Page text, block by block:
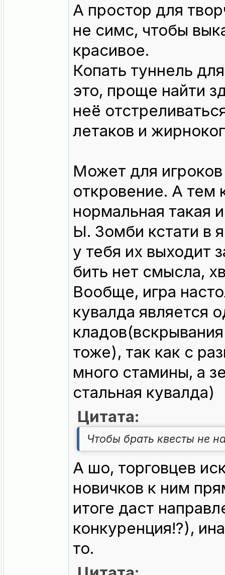
А простор для
не симс, чтобы
красивое.
Копать туннель
это, проще найти
неё
летаков и
Может для
откровение. А тем
нормальная такая
Ы. Зомби кстати в
у тебя их выходит
бить нет смысла,
Вообще, игра
кувалда является
тоже), так как с
много стамины, а
стальная кувалда)
Цитата:
Чтобы брать квесты не
А шо, торговцев
новичков к ним
итоге даст
конкуренция!?),
то.